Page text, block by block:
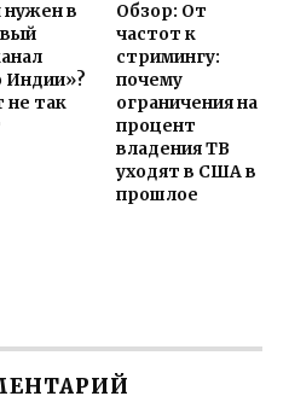
нужен в
Индии»?
не так
Обзор: От
частот к
стримингу:
почему
ограничения на
процент
владения ТВ
уходят в США в
прошлое